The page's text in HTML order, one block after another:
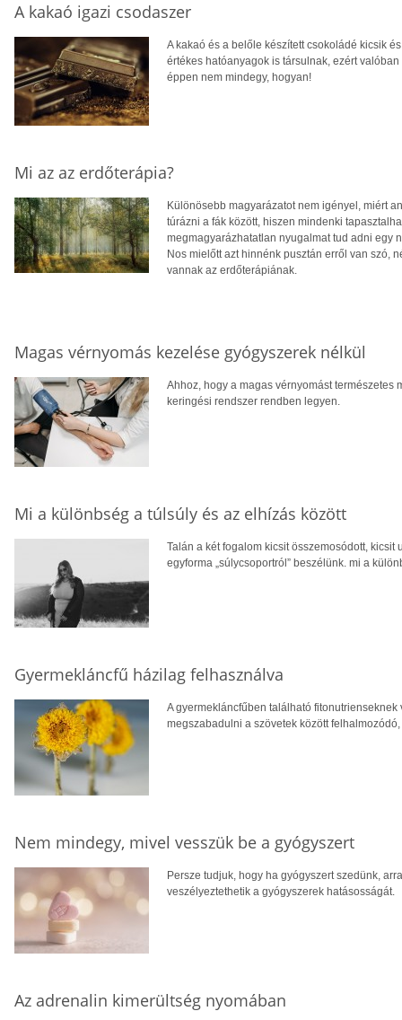
A kakaó igazi csodaszer
A kakaó és a belőle készített csokoládé kicsik
értékes hatóanyagok is társulnak, ezért
éppen nem mindegy, hogyan!
Mi az az erdőterápia?
Különösebb magyarázatot nem igényel, miért
túrázni a fák között, hiszen mindenki
megmagyarázhatatlan nyugalmat tud adni egy
Nos mielőtt azt hinnénk pusztán erről van szó,
vannak az erdőterápiának.
Magas vérnyomás kezelése gyógyszerek nélkül
Ahhoz, hogy a magas vérnyomást természetes
keringési rendszer rendben legyen.
Mi a különbség a túlsúly és az elhízás között
Talán a két fogalom kicsit összemosódott,
egyforma „súlycsoportról” beszélünk. mi a
Gyermekláncfű házilag felhasználva
A gyermekláncfűben található
megszabadulni a szövetek között
Nem mindegy, mivel vesszük be a gyógyszert
Persze tudjuk, hogy ha gyógyszert szedünk,
veszélyeztethetik a gyógyszerek hatásosságát.
Az adrenalin kimerültség nyomában